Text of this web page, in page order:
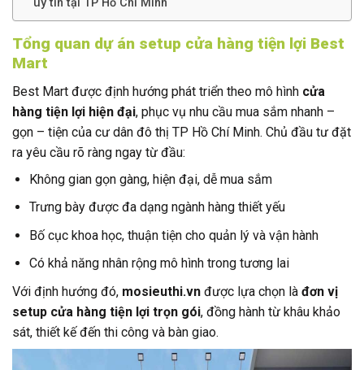
uy tín tại TP Hồ Chí Minh
Tổng quan dự án setup cửa hàng tiện lợi Best
Mart
Best Mart được định hướng phát triển theo mô hình cửa
hàng tiện lợi hiện đại, phục vụ nhu cầu mua sắm nhanh –
gọn – tiện của cư dân đô thị TP Hồ Chí Minh. Chủ đầu tư đặt
ra yêu cầu rõ ràng ngay từ đầu:
Không gian gọn gàng, hiện đại, dễ mua sắm
Trưng bày được đa dạng ngành hàng thiết yếu
Bố cục khoa học, thuận tiện cho quản lý và vận hành
Có khả năng nhân rộng mô hình trong tương lai
Với định hướng đó, mosieuthi.vn được lựa chọn là đơn vị
setup cửa hàng tiện lợi trọn gói, đồng hành từ khâu khảo
sát, thiết kế đến thi công và bàn giao.